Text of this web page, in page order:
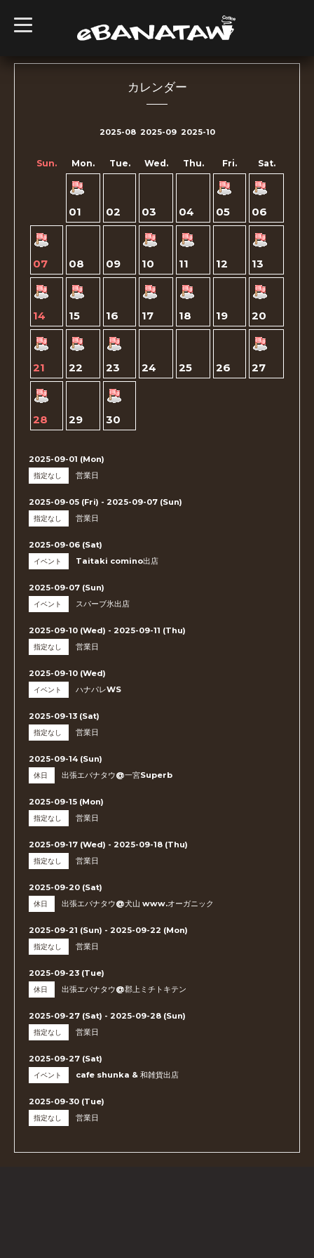
t
o
l
カレンダー
2025-082025-09 2025-10
Sun. Mon. Tue. Wed. Thu. Fri. Sat.
01 02 03 04 05 06
07 08 09 10 11 12 13
14 15 16 17 18 19 20
21 22 23 24 25 26 27
28 29 30
2025-09-01 (Mon)
指定なし 営業日
2025-09-05 (Fri) - 2025-09-07 (Sun)
指定なし 営業日
2025-09-06 (Sat)
イベント Taitaki comino出店
2025-09-07 (Sun)
イベント スパーブ氷出店
2025-09-10 (Wed) - 2025-09-11 (Thu)
指定なし 営業日
2025-09-10 (Wed)
イベント ハナパレWS
2025-09-13 (Sat)
指定なし 営業日
2025-09-14 (Sun)
休日 出張エバナタウ@一宮Superb
2025-09-15 (Mon)
指定なし 営業日
2025-09-17 (Wed) - 2025-09-18 (Thu)
指定なし 営業日
2025-09-20 (Sat)
休日 出張エバナタウ@犬山 www.オーガニック
2025-09-21 (Sun) - 2025-09-22 (Mon)
指定なし 営業日
2025-09-23 (Tue)
休日 出張エバナタウ@郡上ミチトキテン
2025-09-27 (Sat) - 2025-09-28 (Sun)
指定なし 営業日
2025-09-27 (Sat)
イベント cafe shunka & 和雑貨出店
2025-09-30 (Tue)
指定なし 営業日